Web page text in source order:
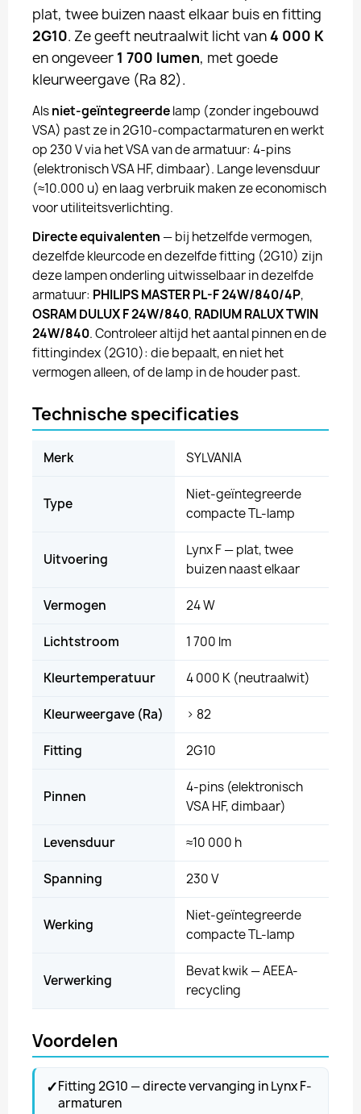
plat, twee buizen naast elkaar buis en fitting
2G10. Ze geeft neutraalwit licht van4 000 K
en ongeveer 1 700 lumen, met goede
kleurweergave (Ra 82).
Alsniet-geïntegreerdelamp (zonder ingebouwd
VSA) past ze in 2G10-compactarmaturen en werkt
op 230 V via het VSA van de armatuur: 4-pins
(elektronisch VSA HF, dimbaar). Lange levensduur
(≈10.000 u) en laag verbruik maken ze economisch
voor utiliteitsverlichting.
Directe equivalenten — bij hetzelfde vermogen,
dezelfde kleurcode en dezelfde fitting (2G10) zijn
deze lampen onderling uitwisselbaar in dezelfde
armatuur: PHILIPS MASTER PL-F 24W/840/4P,
OSRAM DULUX F 24W/840, RADIUM RALUX TWIN
24W/840. Controleer altijd het aantal pinnen en de
fittingindex (2G10): die bepaalt, en niet het
vermogen alleen, of de lamp in de houder past.
Technische specificaties
Merk SYLVANIA
Type
Niet-geïntegreerde
compacte TL-lamp
Uitvoering
Lynx F — plat, twee
buizen naast elkaar
Vermogen 24 W
Lichtstroom 1 700 lm
Kleurtemperatuur 4 000 K (neutraalwit)
Kleurweergave (Ra) > 82
Fitting 2G10
Pinnen
4-pins (elektronisch
VSA HF, dimbaar)
Levensduur ≈10 000 h
Spanning 230 V
Werking
Niet-geïntegreerde
compacte TL-lamp
Verwerking
Bevat kwik — AEEA-
recycling
Voordelen
✓Fitting 2G10 — directe vervanging in Lynx F-
armaturen